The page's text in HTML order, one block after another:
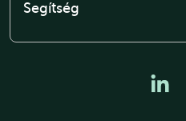
Segítség